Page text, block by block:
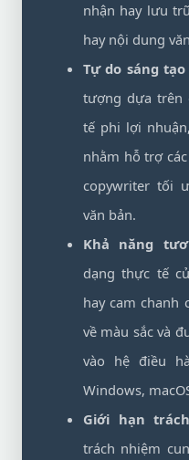
nhận hay lưu
hay nội dung
Tự do sáng
tượng dựa trên
tế phi lợi
nhằm hỗ trợ
copywriter tối
văn bản.
Khả năng
dạng thực tế
hay cam chanh
về màu sắc và
vào hệ điều
Windows,
Giới hạn
trách nhiệm